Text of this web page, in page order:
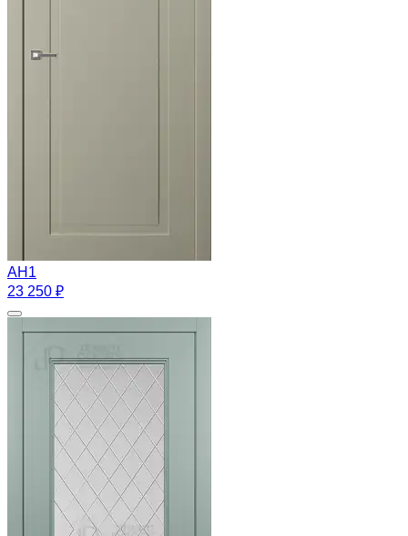
АН1
23 250 ₽